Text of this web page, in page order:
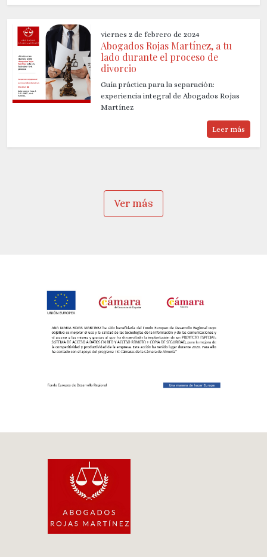
viernes 2 de febrero de 2024
Abogados Rojas Martínez, a tu
lado durante el proceso de
divorcio
Guía práctica para la separación:
experiencia integral de Abogados Rojas
Martínez
Leer más
Ver más